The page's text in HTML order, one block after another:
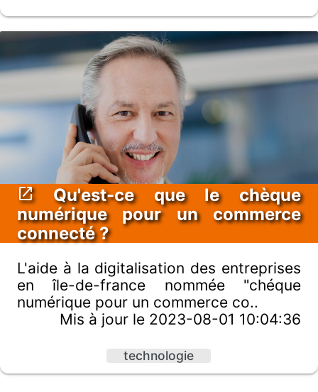
Qu'est-ce que le chèque
numérique pour un commerce
connecté ?
L'aide à la digitalisation des entreprises
en île-de-france nommée "chéque
numérique pour un commerce co..
Mis à jour le 2023-08-01 10:04:36
technologie